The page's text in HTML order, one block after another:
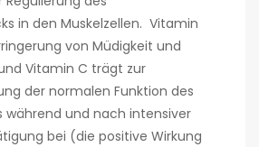
in den Muskelzellen. Vitamin
von Müdigkeit und
Vitamin C trägt zur
der normalen Funktion des
und nach intensiver
bei (die positive Wirkung